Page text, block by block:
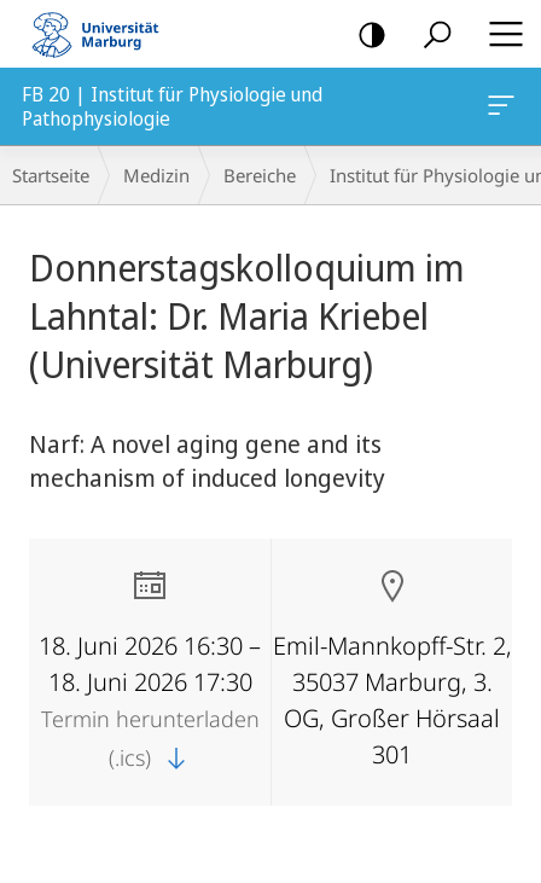
Mobile-
Navigation
FB 20 | Institut für Physiologie und
Pathophysiologie
Breadcrumb-
Navigation
Startseite Medizin Bereiche Institut für Physiologie
Donnerstagskolloquium im
Lahntal: Dr. Maria Kriebel
(Universität Marburg)
Narf: A novel aging gene and its
mechanism of induced longevity
18. Juni 2026 16:30 –
18. Juni 2026 17:30
Termin herunterladen
(.ics)
Emil-Mannkopff-Str. 2,
35037 Marburg, 3.
OG, Großer Hörsaal
301